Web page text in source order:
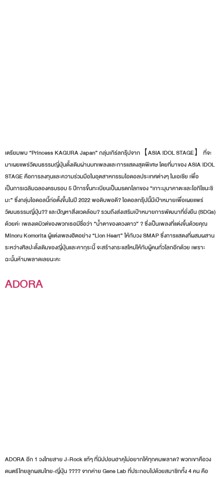
เตรียมพบ “Princess KAGURA Japan” กลุ่มเกิร์ลกรุ๊ปจาก【ASIA IDOL STAGE】 ที่จะ
มาเผยแพร่วัฒนธรรมญี่ปุ่นดั้งเดิมผ่านบทเพลงและการแสดงสุดพิเศษ โดยที่มาของ ASIA IDOL
STAGE คือการลงทุนและความร่วมมือในอุตสาหกรรมไอดอลประเทศต่างๆ ในเอเชีย เพื่อ
เป็นการเฉลิมฉลองครบรอบ 5 ปีการขึ้นทะเบียนเป็นมรดกโลกของ “เกาะมุนาคาตะและโอกิโชนะชิ
มะ” ซึ่งกลุ่มไอดอลนี้ก่อตั้งขึ้นในปี 2022 พอดิบพอดี? ไอดอลกรุ๊ปนี้มีเป้าหมายเพื่อเผยแพร่
วัฒนธรรมญี่ปุ่น?? และปัญหาสิ่งแวดล้อม? รวมถึงส่งเสริมเป้าหมายการพัฒนาที่ยั่งยืน (SDGs)
ด้วยค่ะ เพลงเดบิวต์ของพวกเธอมีชื่อว่า “น้ำตาของดวงดาว” ? ซึ่งเป็นเพลงที่แต่งขึ้นด้วยคุณ
ระหว่างศิลปะดั้งเดิมของญี่ปุ่นและคากุระนี้ จะสร้างกระแสใหม่ให้กับผู้คนทั่วโลกอีกด้วย เพราะ
ฉะนั้นห้ามพลาดเลยนะคะ